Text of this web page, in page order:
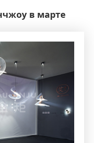
в марте